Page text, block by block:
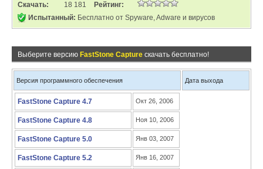
Скачать:
18 181
Рейтинг:
Испытанный: Бесплатно от Spyware, Adware и вирусов
Выберите версию FastStone Capture скачать бесплатно!
Версия программного обеспечения Дата выхода
FastStone Capture 4.7 Окт 26, 2006
FastStone Capture 4.8 Ноя 10, 2006
FastStone Capture 5.0 Янв 03, 2007
FastStone Capture 5.2 Янв 16, 2007